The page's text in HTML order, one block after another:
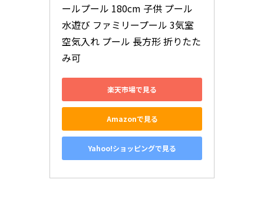
ールプール 180cm 子供 プール
水遊び ファミリープール 3気室
空気入れ プール 長方形 折りたた
み可
楽天市場で見る
Amazonで見る
Yahoo!ショッピングで見る